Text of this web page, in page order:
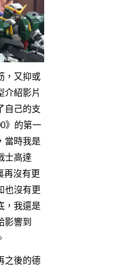
，又抑或
介紹影片
自己的支
》的第一
當時我是
士高達
再沒有更
也沒有更
，我還是
影響到
之後的德